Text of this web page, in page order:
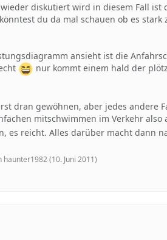
diskutiert wird in diesem Fall
du da mal schauen ob es
ansieht ist die
nur kommt einem hald der
dran gewöhnen, aber jedes andere
mitschwimmen im Verkehr
es reicht. Alles darüber macht dann
haunter1982 (10. Juni 2011)